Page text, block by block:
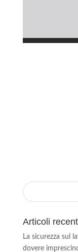
Articoli
La sicurezza sul
dovere